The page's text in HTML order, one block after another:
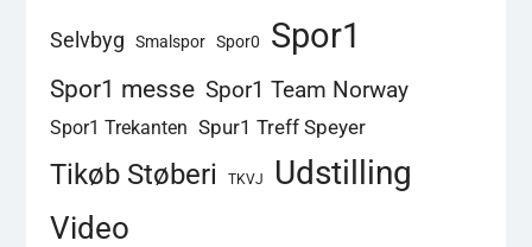
Selvbyg Smalspor Spor0 Spor1
Spor1 messe Spor1 Team Norway
Spor1 Trekanten Spur1 Treff Speyer
Tikøb Støberi TKVJ Udstilling
Video